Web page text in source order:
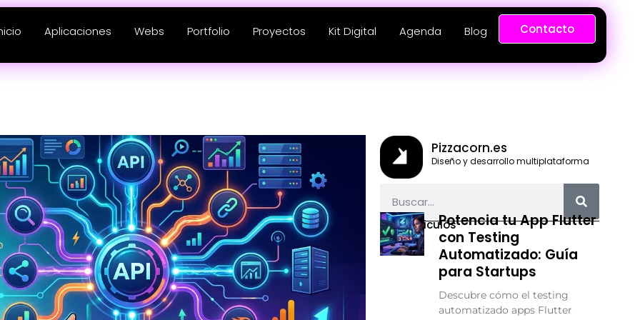
Aplicaciones Webs Portfolio Proyectos Kit Digital Agenda Blog Contacto
Pizzacorn.es
Diseño y desarrollo multiplataforma
Más articulosPotencia tu App Flutter
con Testing
Automatizado: Guía
para Startups
Descubre cómo el testing
automatizado apps Flutter